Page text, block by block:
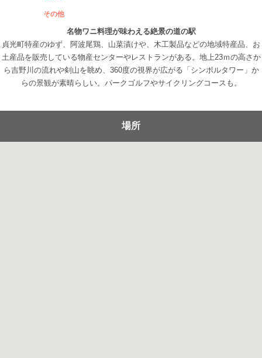
その他
名物ワニ料理が味わえる絶景の道の駅
貞光町特産のゆず、阿波尾鶏、山菜漬けや、木工製品などの地域特産品、お
土産品を販売している物産センターやレストランがある。地上23ｍの高さか
ら吉野川の流れや剣山を眺め、360度の視界が広がる「シンボルタワー」か
らの景観が素晴らしい。パークゴルフやサイクリングコースも。
場所